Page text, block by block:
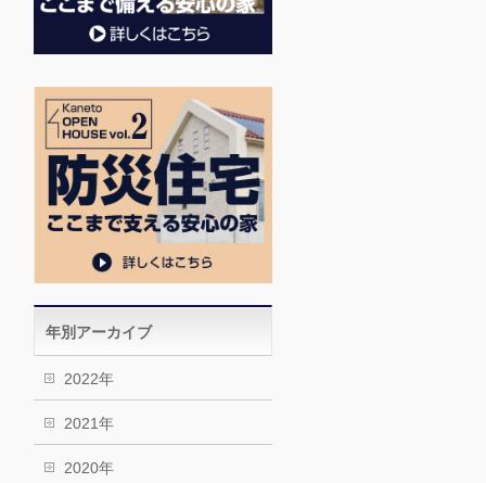
年別アーカイブ
2022年
2021年
2020年